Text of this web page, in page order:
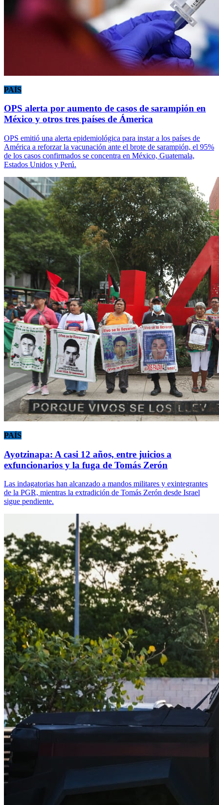
PAÍS
OPS alerta por aumento de casos de sarampión en
México y otros tres países de Ámerica
OPS emitió una alerta epidemiológica para instar a los países de
América a reforzar la vacunación ante el brote de sarampión, el 95%
de los casos confirmados se concentra en México, Guatemala,
Estados Unidos y Perú.
PAÍS
Ayotzinapa: A casi 12 años, entre juicios a
exfuncionarios y la fuga de Tomás Zerón
Las indagatorias han alcanzado a mandos militares y exintegrantes
de la PGR, mientras la extradición de Tomás Zerón desde Israel
sigue pendiente.